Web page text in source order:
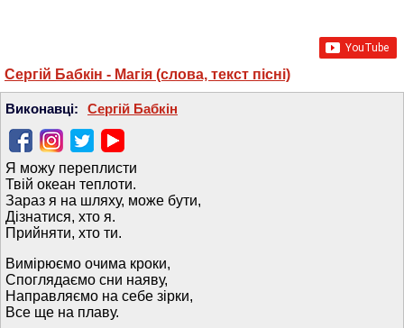
Сергій Бабкін - Магія (слова, текст пісні)
Виконавці: Сергій Бабкін
Я можу переплисти
Твій океан теплоти.
Зараз я на шляху, може бути,
Дізнатися, хто я.
Прийняти, хто ти.
Вимірюємо очима кроки,
Споглядаємо сни наяву,
Направляємо на себе зірки,
Все ще на плаву.